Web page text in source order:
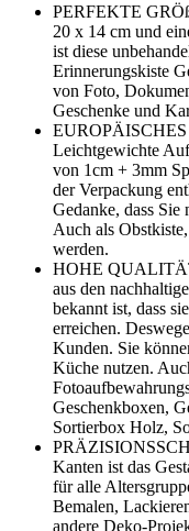
PERFEKTE
20 x 14 cm und
ist diese
Erinnerungskiste
von Foto,
Geschenke und
Leichtgewichte
von 1cm + 3mm
der Verpackung
Gedanke, dass
Auch als
werden.
HOHE
aus den
bekannt ist, dass
erreichen.
Kunden. Sie
Küche nutzen.
Geschenkboxen,
Sortierbox Holz,
Kanten ist das
für alle
Bemalen,
andere Deko-